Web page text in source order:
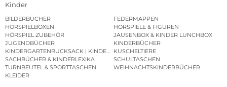
Kinder
BILDERBÜCHER
FEDERMAPPEN
HÖRSPIELBOXEN
HÖRSPIELE & FIGUREN
HÖRSPIEL ZUBEHÖR
JAUSENBOX & KINDER LUNCHBOX
JUGENDBÜCHER
KINDERBÜCHER
KINDERGARTENRUCKSACK | KINDERGARTENBEUTEL
KUSCHELTIERE
SACHBÜCHER & KINDERLEXIKA
SCHULTASCHEN
TURNBEUTEL & SPORTTASCHEN
WEIHNACHTSKINDERBÜCHER
KLEIDER